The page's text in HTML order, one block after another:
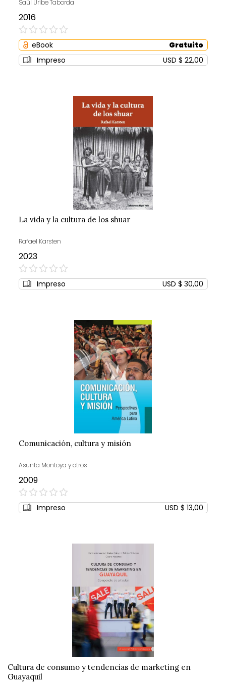
Saúl Uribe Taborda
2016
0%
eBook
Gratuito
Impreso
USD $ 22,00
La vida y la cultura de los shuar
Rafael Karsten
2023
0%
Impreso USD $ 30,00
Comunicación, cultura y misión
Asunta Montoya y otros
2009
0%
Impreso USD $ 13,00
Cultura de consumo y tendencias de marketing en
Guayaquil